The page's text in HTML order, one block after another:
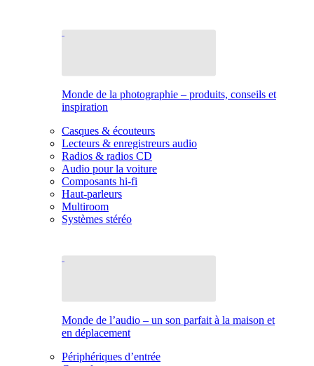
Monde de la photographie – produits, conseils et
inspiration
Casques & écouteurs
Lecteurs & enregistreurs audio
Radios & radios CD
Audio pour la voiture
Composants hi-fi
Haut-parleurs
Multiroom
Systèmes stéréo
Monde de l’audio – un son parfait à la maison et
en déplacement
Périphériques d’entrée